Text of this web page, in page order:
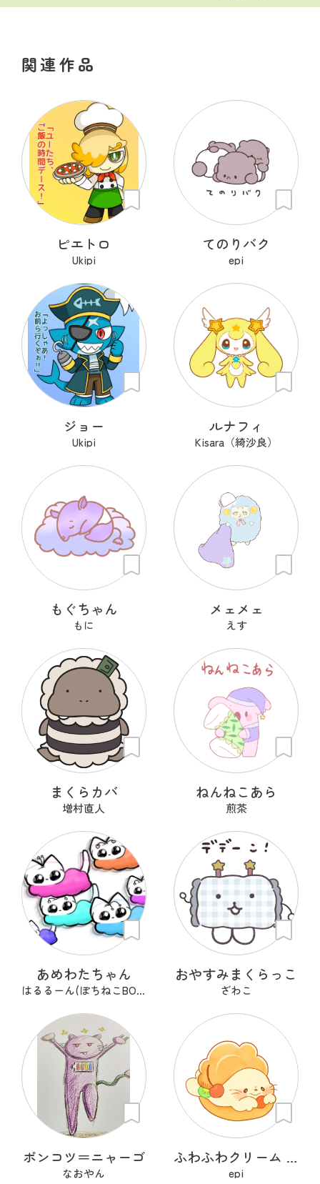
関連作品
ピエトロ
Ukipi
てのりバク
epi
ジョー
Ukipi
ルナフィ
Kisara（綺沙良）
もぐちゃん
もに
メェメェ
えす
まくらカバ
増村直人
ねんねこあら
煎茶
あめわたちゃん
はるるーん(ぽちねこBOOKS)
おやすみまくらっこ
ざわこ
ポンコツ＝ニャーゴ
なおやん
ふわふわクリーム あざらシュー
epi